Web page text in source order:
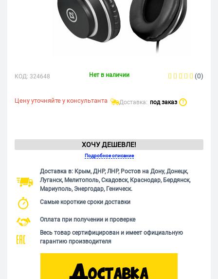
КОД: 324648 Нет в наличии (0)
Цену уточняйте у консультанта Доставка: под заказ ?
ХОЧУ ДЕШЕВЛЕ!
Подробное описание
Доставка в: Крым, ДНР, ЛНР, Ростов на Дону, Донецк,
Луганск, Мелитополь, Скадовск, Краснодар, Бердянск,
Мариуполь, Энергодар, Геническ.
Самые короткие сроки доставки
Оплата при получении и проверке
Весь товар сертифицирован и имеет официальную
гарантию производителя